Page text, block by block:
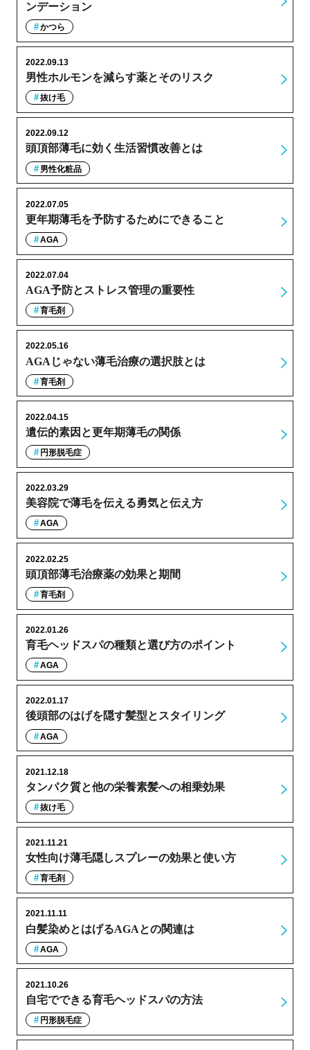
ンデーション
かつら
男性ホルモンを減らす薬とそのリスク
2022.09.13
抜け毛
頭頂部薄毛に効く生活習慣改善とは
2022.09.12
男性化粧品
更年期薄毛を予防するためにできること
2022.07.05
AGA
AGA予防とストレス管理の重要性
2022.07.04
育毛剤
AGAじゃない薄毛治療の選択肢とは
2022.05.16
育毛剤
遺伝的素因と更年期薄毛の関係
2022.04.15
円形脱毛症
美容院で薄毛を伝える勇気と伝え方
2022.03.29
AGA
頭頂部薄毛治療薬の効果と期間
2022.02.25
育毛剤
育毛ヘッドスパの種類と選び方のポイント
2022.01.26
AGA
後頭部のはげを隠す髪型とスタイリング
2022.01.17
AGA
タンパク質と他の栄養素髪への相乗効果
2021.12.18
抜け毛
女性向け薄毛隠しスプレーの効果と使い方
2021.11.21
育毛剤
白髪染めとはげるAGAとの関連は
2021.11.11
AGA
自宅でできる育毛ヘッドスパの方法
2021.10.26
円形脱毛症